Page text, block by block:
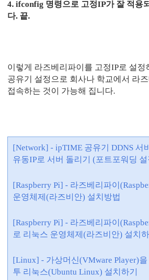
4. ifconfig 명령으로 고정IP가 잘 적용
다. 끝.
이렇게 라즈베리파이를 고정IP로 설정
공유기 설정으로 회사나 학교에서 라
접속하는 것이 가능해 집니다.
[Network] - ipTIME 공유기 DDNS 서
유동IP로 서버 돌리기 (포트포워딩
[Raspberry Pi] - 라즈베리파이
운영체제(라즈비안) 설치방법
[Raspberry Pi] - 라즈베리파이
로 리눅스 운영체제(라즈비안) 설치하
[Linux] - 가상머신(VMware Player)
투 리눅스(Ubuntu Linux) 설치하기